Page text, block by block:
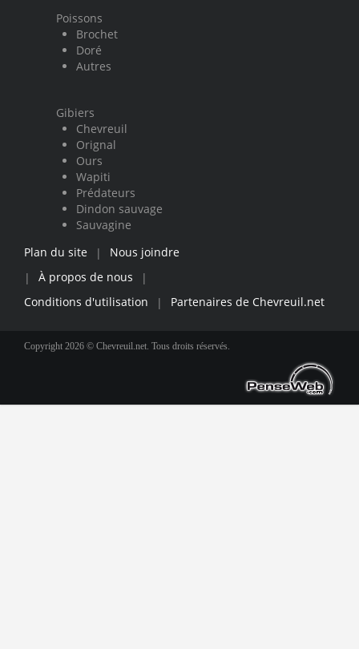
Poissons
Brochet
Doré
Autres
Gibiers
Chevreuil
Orignal
Ours
Wapiti
Prédateurs
Dindon sauvage
Sauvagine
Plan du site
|
Nous joindre
|
À propos de nous
|
Conditions d'utilisation
| Partenaires de Chevreuil.net
Copyright 2026 © Chevreuil.net. Tous droits réservés.